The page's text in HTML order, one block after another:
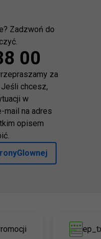
Zadzwoń do
00
za
chcesz,
w
mail na adres
opisem